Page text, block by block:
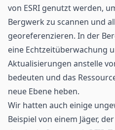
von ESRI genutzt werden,
Bergwerk zu scannen und
georeferenzieren. In der
eine Echtzeitüberwachung
Aktualisierungen anstelle
bedeuten und das
neue Ebene heben.
Wir hatten auch einige
Beispiel von einem Jäger,